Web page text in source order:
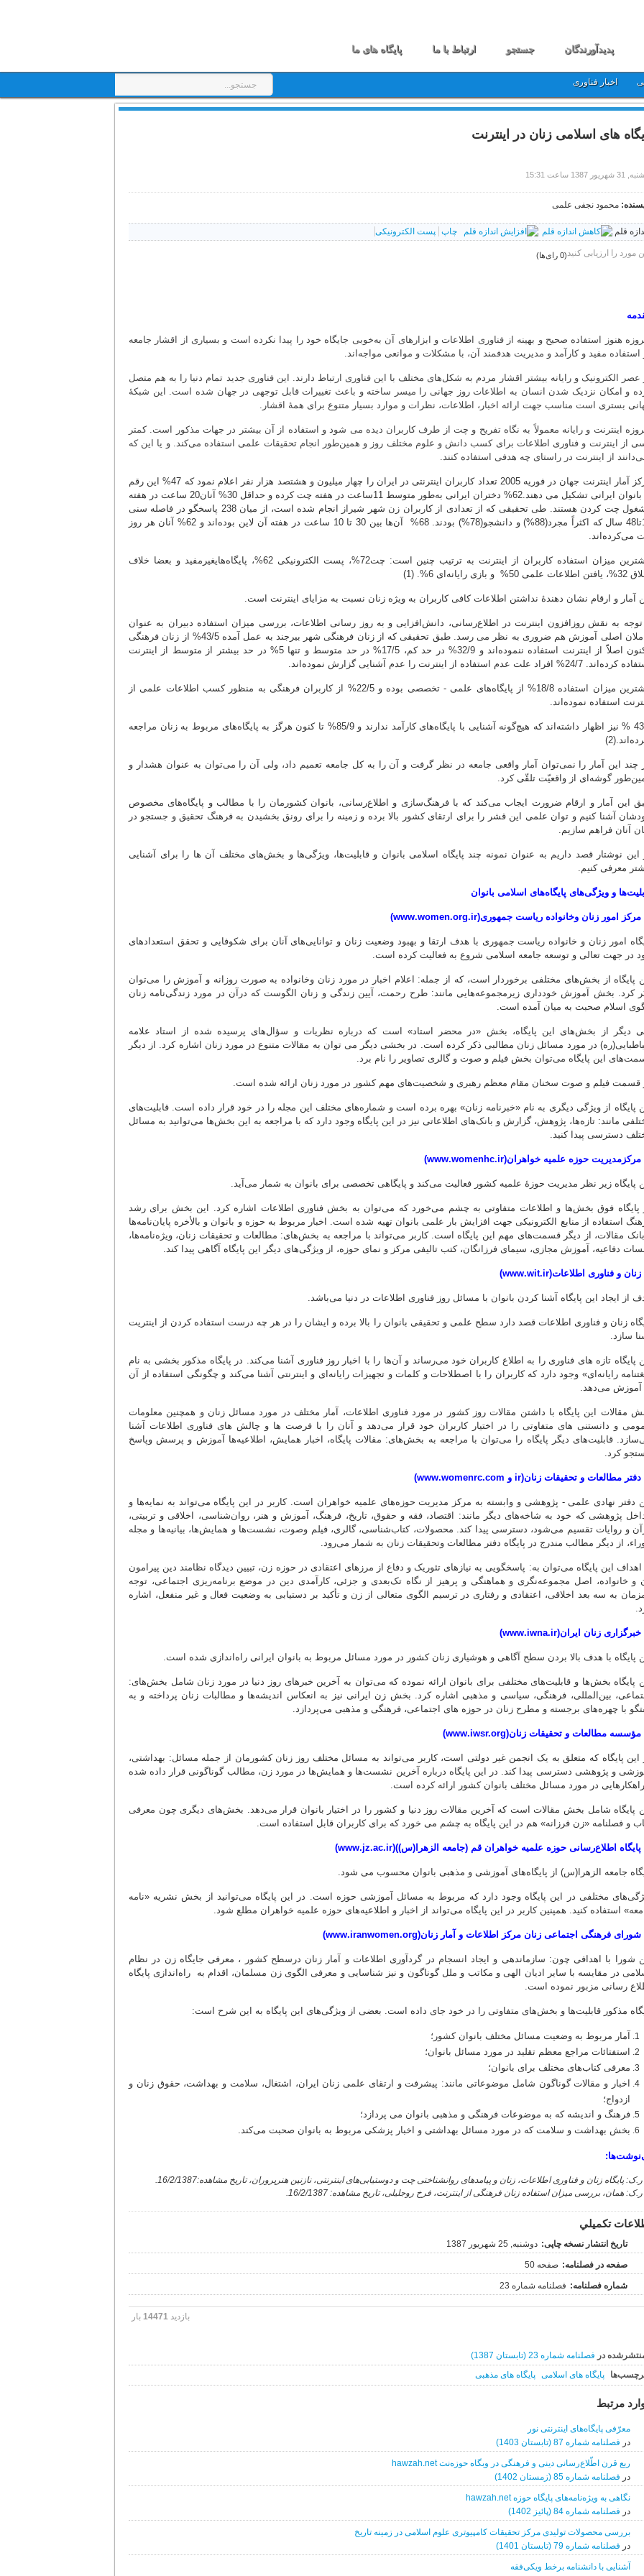
پدیدآورندگان جستجو ارتباط با ما پایگاه های ما
اخبار فناوری
های اسلامی زنان در اینترنت
1387 ساعت 15:31
محمود نجفی علمی
قلم چاپ پست الکترونیکی
مورد را ارزیابی کنید(0 رای‌ها)
هنوز استفاده صحیح و بهینه از فناوری اطلاعات و ابزارهای آن به‌خوبی جایگاه خود را پیدا نکرده است و بسیاری از اقشار جامعه
استفاده مفید و کارآمد و مدیریت هدفمند آن، با مشکلات و موانعی مواجه‌اند.
عصر الکترونیک و رایانه بیشتر اقشار مردم به شکل‌های مختلف با این فناوری ارتباط دارند. این فناوری جدید تمام دنیا را به هم متصل
و امکان نزدیک شدن انسان به اطلاعات روز جهانی را میسر ساخته و باعث تغییرات قابل توجهی در جهان شده است. این شبکۀ
بستری است مناسب جهت ارائه اخبار، اطلاعات، نظرات و موارد بسیار متنوع برای همۀ اقشار.
اینترنت و رایانه معمولاً به نگاه تفریح و چت از طرف کاربران دیده می شود و استفاده از آن بیشتر در جهات مذکور است. کمتر
از اینترنت و فناوری اطلاعات برای کسب دانش و علوم مختلف ‌روز و همین‌طور انجام تحقیقات علمی استفاده می‌کند. و یا این که
از اینترنت در راستای چه هدفی استفاده کنند.
مرکز آمار اینترنت جهان در فوریه 2005 تعداد کاربران اینترنتی در ایران را چهار میلیون و هشتصد هزار نفر اعلام نمود که 47% این رقم
را بانوان ایرانی تشکیل می دهند.62% دختران ایرانی به‌طور متوسط 11ساعت در هفته چت کرده و حداقل 30% آنان20 ساعت در هفته
مشغول چت کردن هستند. طی تحقیقی که از تعدادی از کاربران زن شهر شیراز انجام شده است، از میان 238 پاسخگو در فاصله سنی
16تا48 سال که اکثراً مجرد(88%) و دانشجو(78%) بودند. 68% آن‌ها بین 30 تا 10 ساعت در هفته آن لاین بوده‌اند و 62% آنان هر روز
می‌کرده‌اند.
بیشترین میزان استفاده کاربران از اینترنت به ترتیب چنین است: چت72%، پست الکترونیکی 62%، پایگاه‌‌هایغیرمفید و بعضا خلاف
علمی 50% و بازی رایانه‌ای 6%. (1)
آمار و ارقام نشان دهندۀ نداشتن اطلاعات کافی کاربران به ویژه زنان نسبت به مزایای اینترنت است.
توجه به نقش روزافزون اینترنت در اطلاع‌رسانی، دانش‌افزایی و به روز رسانی اطلاعات، بررسی میزان استفاده دبیران به عنوان
عاملان اصلی آموزش هم ضروری به نظر می رسد. طبق تحقیقی که از زنان فرهنگی شهر بیرجند به عمل آمده 43/5% از زنان فرهنگی
تاکنون اصلاًََ از اینترنت استفاده ننموده‌اند و 32/9% در حد کم، 17/5% در حد متوسط و تنها 5% در حد بیشتر از متوسط از اینترنت
کرده‌اند. 24/7% افراد علت عدم استفاده از اینترنت را عدم آشنایی گزارش نموده‌اند.
بیشترین میزان استفاده 18/8% از پایگاه‌های علمی - تخصصی بوده و 22/5% از کاربران فرهنگی به منظور کسب اطلاعات علمی از
استفاده نموده‌اند.
43/5 % نیز اظهار داشته‌اند که هیچ‌گونه آشنایی با پایگاه‌های کارآمد ندارند و 85/9% تا کنون هرگز به پایگاه‌های مربوط به زنان مراجعه
چند این آمار را نمی‌توان آمار واقعی جامعه در نظر گرفت و آن را به کل جامعه تعمیم داد، ولی آن را می‌توان به عنوان هشدار و
گوشه‌ای از واقعیّت تلقّی کرد.
این آمار و ارقام ضرورت ایجاب می‌کند که با فرهنگ‌سازی و اطلاع‌رسانی، بانوان کشورمان را با مطالب و پایگاه‌های مخصوص
آشنا کنیم و توان علمی این قشر را برای ارتقای کشور بالا برده و زمینه را برای رونق بخشیدن به فرهنگ تحقیق و جستجو در
آنان فراهم سازیم.
این نوشتار قصد داریم به عنوان نمونه چند پایگاه اسلامی بانوان و قابلیت‌ها، ویژگی‌ها و بخش‌های مختلف آن ها را برای آشنایی
معرفی کنیم.
و ویژگی‌های پایگاه‌ها‌ی اسلامی بانوان
امور زنان و خانواده ریاست جمهوری با هدف ارتقا و بهبود وضعیت زنان و توانایی‌های آنان برای شکوفایی و تحقق استعدادهای
در جهت تعالی و توسعه جامعه اسلامی شروع به فعالیت کرده است.
پایگاه از بخش‌های مختلفی برخوردار است، که از جمله: اعلام اخبار در مورد زنان وخانواده به صورت روزانه و آموزش را می‌توان
کرد. بخش آموزش خودداری زیرمجموعه‌هایی مانند: طرح رحمت، آیین زندگی و زنان الگوست که درآن در مورد زندگی‌نامه زنان
اسلام صحبت به میان آمده است.
دیگر از بخش‌های این پایگاه، بخش «در محضر استاد» است که درباره نظریات و سؤال‌های پرسیده شده از استاد علامه
در مورد مسائل زنان مطالبی ذکر کرده است. در بخشی دیگر می توان به مقالات متنوع در مورد زنان اشاره کرد. از دیگر
این پایگاه می‌توان بخش فیلم و صوت و گالری تصاویر را نام برد.
قسمت فیلم و صوت سخنان مقام معظم رهبری و شخصیت‌های مهم کشور در مورد زنان ارائه شده است.
پایگاه از ویژگی‌ دیگری به نام «خبرنامه زنان» بهره برده است و شماره‌های مختلف این مجله را در خود قرار داده است. قابلیت‌های
مانند: تازه‌ها، پژوهش، گزارش و بانک‌های اطلاعاتی نیز در این پایگاه وجود دارد که با مراجعه به این بخش‌ها می‌‌توانید به مسائل
دسترسی پیدا کنید.
پایگاه زیر نظر مدیریت حوزۀ علمیه کشور فعالیت می‌کند و پایگاهی تخصصی برای بانوان به شمار می‌آید.
پایگاه فوق بخش‌ها و اطلاعات متفاوتی به چشم می‌خورد که می‌توان به بخش فناوری اطلاعات اشاره کرد. این بخش برای رشد
استفاده از منابع الکترونیکی جهت افزایش بار علمی بانوان تهیه شده است. اخبار مربوط به حوزه و بانوان و بالأخره پایان‌نامه‌ها
مقالات، از دیگر قسمت‌های مهم این پایگاه است. کاربر می‌تواند با مراجعه به بخش‌های: مطالعات و تحقیقات زنان، ویژه‌نامه‌ها،
دفاعیه، آموزش مجازی، سیمای فرزانگان، کتب تالیفی مرکز و نمای حوزه، از ویژگی‌های دیگر این پایگاه آگاهی پیدا کند.
از ایجاد این پایگاه آشنا کردن بانوان با مسائل روز فناوری اطلاعات در دنیا می‌باشد.
زنان و فناوری اطلاعات قصد دارد سطح علمی و تحقیقی بانوان را بالا برده و ایشان را در هر چه درست استفاده کردن از اینتریت
سازد.
پایگاه تازه های فناوری را به اطلاع کاربران خود می‌رساند و آن‌ها را با اخبار روز فناوری آشنا می‌کند. در پایگاه مذکور بخشی به نام
رایانه‌‌ای» وجود دارد که کاربران را با اصطلاحات و کلمات و تجهیزات رایانه‌ای و اینترنتی آشنا می‌کند و چگونگی استفاده از آن
آموزش می‌دهد.
مقالات این پایگاه با داشتن مقالات روز کشور در مورد فناوری اطلاعات، آمار مختلف در مورد مسائل زنان و همچنین معلومات
و دانستنی های متفاوتی را در اختیار کاربران خود قرار می‌دهد و آنان را با فرصت ها و چالش های فناوری اطلاعات آشنا
قابلیت‌های دیگر پایگاه را می‌توان با مراجعه به بخش‌های: مقالات پایگاه، اخبار همایش، اطلاعیه‌ها آموزش و پرسش وپاسخ
کرد.
دفتر نهادی علمی - پژوهشی و وابسته به مرکز مدیریت حوزه‌های علمیه خواهران است. کاربر در این پایگاه می‌تواند به نمایه‌ها و
پژوهشی که خود به شاخه‌های دیگر مانند: اقتصاد، فقه و حقوق، تاریخ، فرهنگ، آموزش و هنر، روان‌شناسی، اخلاقی و تربیتی،
و روایات تقسیم می‌شود، دسترسی پیدا کند. محصولات، کتاب‌شناسی، گالری، فیلم وصوت، نشست‌ها و همایش‌ها، بیانیه‌ها و مجله
از دیگر مطالب مندرج در پایگاه دفتر مطالعات وتحقیقات زنان به شمار می‌رود.
اهداف این پایگاه می‌توان به: پاسخگویی به نیازهای تئوریک و دفاع از مرزهای اعتقادی در حوزه زن، تبیین دیدگاه نظامند دین پیرامون
و خانواده، اصل مجموعه‌نگری و هماهنگی و پرهیز از نگاه تک‌بعدی و جزئی، کارآمدی دین در موضع برنامه‌ریزی اجتماعی، توجه
به سه بعد اخلاقی، اعتقادی و رفتاری در ترسیم الگوی متعالی از زن و تأکید بر دستیابی به وضعیت فعال و غیر منفعل، اشاره
پایگاه با هدف بالا بردن سطح آگاهی و هوشیاری زنان کشور در مورد مسائل مربوط به بانوان ایرانی راه‌اندازی شده‌ است.
پایگاه بخش‌ها و قابلیت‌های مختلفی برای بانوان ارائه نموده که می‌توان به آخرین خبرهای روز دنیا در مورد زنان شامل بخش‌های:
بین‌المللی، فرهنگی، سیاسی و مذهبی اشاره کرد. بخش زن ایرانی نیز به انعکاس اندیشه‌ها و مطالبات زنان پرداخته و به
با چهره‌های برجسته و مطرح زنان در حوزه های اجتماعی، فرهنگی و مذهبی می‌پردازد.
این پایگاه که متعلق به یک انجمن غیر دولتی است، کاربر می‌تواند به مسائل مختلف روز زنان کشورمان از جمله مسائل: بهداشتی،
و پژوهشی دسترسی پیدا کند. در این پایگاه درباره آخرین نشست‌ها و همایش‌ها در مورد زن، مطالب گوناگونی قرار داده شده
در مورد مسائل مختلف بانوان کشور ارائه کرده است.
پایگاه شامل بخش مقالات است که آخرین مقالات روز دنیا و کشور را در اختیار بانوان قرار می‌دهد. بخش‌های دیگری چون معرفی
و فصلنامه «زن فرزانه» هم در این پایگاه به چشم می خورد که برای کاربران قابل استفاده است.
جامعه الزهرا(س) از پایگاه‌های آموزشی و مذهبی بانوان محسوب می شود.
مختلفی در این پایگاه وجود دارد که مربوط به مسائل آموزشی حوزه است. در این پایگاه می‌توانید از بخش نشریه «نامه
استفاده کنید. همپنین کاربر در این پایگاه می‌تواند از اخبار و اطلاعیه‌های حوزه علمیه خواهران مطلع شود.
شورا با اهدافی چون: سازماندهی و ایجاد انسجام در گردآوری اطلاعات و آمار زنان درسطح کشور ، معرفی جایگاه زن در نظام
در مقایسه با سایر ادیان الهی و مکاتب و ملل گوناگون و نیز شناسایی و معرفی الگوی زن مسلمان، اقدام به راه‌اندازی پایگاه
رسانی مزبور نموده است.
مذکور قابلیت‌ها و بخش‌های متفاوتی را در خود جای داده است. بعضی از ویژگی‌های این پایگاه به این شرح است:
آمار مربوط به وضعیت مسائل مختلف بانوان کشور؛
استفتائات مراجع معظم تقلید در مورد مسائل بانوان؛
معرفی کتاب‌های مختلف برای بانوان؛
اخبار و مقالات گوناگون شامل موضوعاتی مانند: پیشرفت و ارتقای علمی زنان ایران، اشتغال، سلامت و بهداشت، حقوق زنان و
ازدواج؛
فرهنگ و اندیشه که به موضوعات فرهنگی و مذهبی بانوان می پردازد؛
بخش بهداشت و سلامت که در مورد مسائل بهداشتی و اخبار پزشکی مربوط به بانوان صحبت می‌کند.
تکميلي
تاریخ انتشار نسخه چاپی: دوشنبه, 25 شهریور 1387
صفحه در فصلنامه: صفحه 50
شماره فصلنامه: فصلنامه شماره 23
بازدید 14471 بار
در فصلنامه شماره 23 (تابستان 1387)
پایگاه های اسلامی پایگاه های مذهبی
مرتبط
معرّفی پایگاه‌های اینترنتی نور
در فصلنامه شماره 87 (تابستان 1403)
ربع قرن اطّلاع‌رسانی دینی و فرهنگی در وبگاه حوزه‌نت hawzah.net
در فصلنامه شماره 85 (زمستان 1402)
نگاهی به ویژه‌نامه‌های پایگاه حوزه hawzah.net
در فصلنامه شماره 84 (پائیز 1402)
بررسی محصولات تولیدی مرکز تحقیقات کامپیوتری علوم اسلامی در زمینه تاریخ
در فصلنامه شماره 79 (تابستان 1401)
آشنایی با دانشنامه برخط ویکی‌فقه